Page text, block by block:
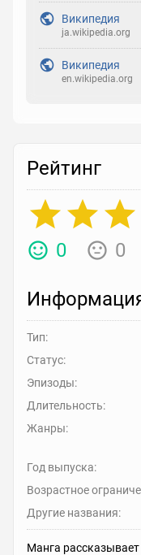
Википедия
ja.wikipedia.org
Википедия
en.wikipedia.org
Рейтинг
0 0
Тип:
Статус:
Эпизоды:
Длительность:
Жанры:
Год выпуска:
Возрастное
Другие названия:
Манга